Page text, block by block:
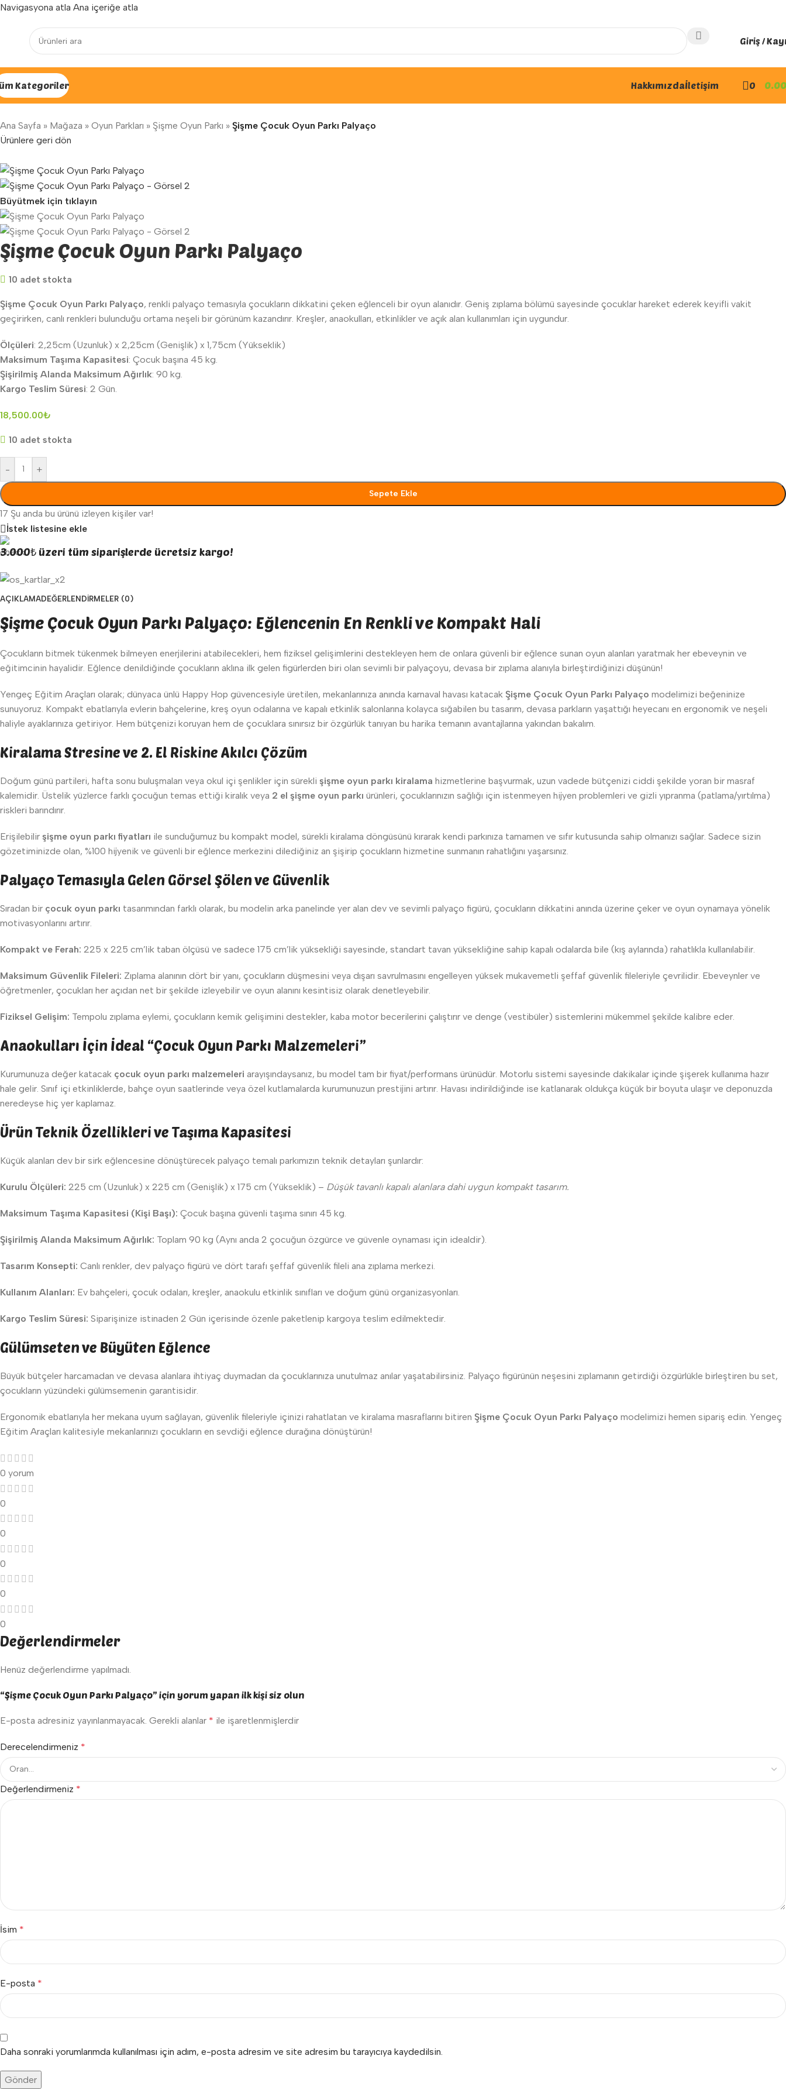
Navigasyona atla Ana içeriğe atla
Yenilenen arayüzümüz ile hizmetinizdeyiz...
Giriş /
Kategoriler Hakkımızdaİletişim 0 0.00
Ana Sayfa » Mağaza » Oyun Parkları » Şişme Oyun Parkı » Şişme Çocuk Oyun Parkı Palyaço
Ürünlere geri dön
Büyütmek için tıklayın
Şişme Çocuk Oyun Parkı Palyaço
10 adet stokta
Şişme Çocuk Oyun Parkı Palyaço, renkli palyaço temasıyla çocukların dikkatini çeken eğlenceli bir oyun alanıdır. Geniş zıplama bölümü sayesinde çocuklar hareket ederek keyifli vakit
geçirirken, canlı renkleri bulunduğu ortama neşeli bir görünüm kazandırır. Kreşler, anaokulları, etkinlikler ve açık alan kullanımları için uygundur.
Ölçüleri: 2,25cm (Uzunluk) x 2,25cm (Genişlik) x 1,75cm (Yükseklik)
Maksimum Taşıma Kapasitesi: Çocuk başına 45 kg.
Şişirilmiş Alanda Maksimum Ağırlık: 90 kg.
Kargo Teslim Süresi: 2 Gün.
18,500.00₺
10 adet stokta
- +
Sepete Ekle
17 Şu anda bu ürünü izleyen kişiler var!
İstek listesine ekle
3.000₺ üzeri tüm siparişlerde ücretsiz kargo!
AÇIKLAMADEĞERLENDIRMELER (0)
Şişme Çocuk Oyun Parkı Palyaço: Eğlencenin En Renkli ve Kompakt Hali
Çocukların bitmek tükenmek bilmeyen enerjilerini atabilecekleri, hem fiziksel gelişimlerini destekleyen hem de onlara güvenli bir eğlence sunan oyun alanları yaratmak her ebeveynin ve
eğitimcinin hayalidir. Eğlence denildiğinde çocukların aklına ilk gelen figürlerden biri olan sevimli bir palyaçoyu, devasa bir zıplama alanıyla birleştirdiğinizi düşünün!
Yengeç Eğitim Araçları olarak; dünyaca ünlü Happy Hop güvencesiyle üretilen, mekanlarınıza anında karnaval havası katacak Şişme Çocuk Oyun Parkı Palyaço modelimizi beğeninize
sunuyoruz. Kompakt ebatlarıyla evlerin bahçelerine, kreş oyun odalarına ve kapalı etkinlik salonlarına kolayca sığabilen bu tasarım, devasa parkların yaşattığı heyecanı en ergonomik ve neşeli
haliyle ayaklarınıza getiriyor. Hem bütçenizi koruyan hem de çocuklara sınırsız bir özgürlük tanıyan bu harika temanın avantajlarına yakından bakalım.
Kiralama Stresine ve 2. El Riskine Akılcı Çözüm
Doğum günü partileri, hafta sonu buluşmaları veya okul içi şenlikler için sürekli şişme oyun parkı kiralama hizmetlerine başvurmak, uzun vadede bütçenizi ciddi şekilde yoran bir masraf
kalemidir. Üstelik yüzlerce farklı çocuğun temas ettiği kiralık veya 2 el şişme oyun parkı ürünleri, çocuklarınızın sağlığı için istenmeyen hijyen problemleri ve gizli yıpranma (patlama/yırtılma)
riskleri barındırır.
Erişilebilir şişme oyun parkı fiyatları ile sunduğumuz bu kompakt model, sürekli kiralama döngüsünü kırarak kendi parkınıza tamamen ve sıfır kutusunda sahip olmanızı sağlar. Sadece sizin
gözetiminizde olan, %100 hijyenik ve güvenli bir eğlence merkezini dilediğiniz an şişirip çocukların hizmetine sunmanın rahatlığını yaşarsınız.
Palyaço Temasıyla Gelen Görsel Şölen ve Güvenlik
Sıradan bir çocuk oyun parkı tasarımından farklı olarak, bu modelin arka panelinde yer alan dev ve sevimli palyaço figürü, çocukların dikkatini anında üzerine çeker ve oyun oynamaya yönelik
motivasyonlarını artırır.
Kompakt ve Ferah: 225 x 225 cm’lik taban ölçüsü ve sadece 175 cm’lik yüksekliği sayesinde, standart tavan yüksekliğine sahip kapalı odalarda bile (kış aylarında) rahatlıkla kullanılabilir.
Maksimum Güvenlik Fileleri: Zıplama alanının dört bir yanı, çocukların düşmesini veya dışarı savrulmasını engelleyen yüksek mukavemetli şeffaf güvenlik fileleriyle çevrilidir. Ebeveynler ve
öğretmenler, çocukları her açıdan net bir şekilde izleyebilir ve oyun alanını kesintisiz olarak denetleyebilir.
Fiziksel Gelişim: Tempolu zıplama eylemi, çocukların kemik gelişimini destekler, kaba motor becerilerini çalıştırır ve denge (vestibüler) sistemlerini mükemmel şekilde kalibre eder.
Anaokulları İçin İdeal “Çocuk Oyun Parkı Malzemeleri”
Kurumunuza değer katacak çocuk oyun parkı malzemeleri arayışındaysanız, bu model tam bir fiyat/performans ürünüdür. Motorlu sistemi sayesinde dakikalar içinde şişerek kullanıma hazır
hale gelir. Sınıf içi etkinliklerde, bahçe oyun saatlerinde veya özel kutlamalarda kurumunuzun prestijini artırır. Havası indirildiğinde ise katlanarak oldukça küçük bir boyuta ulaşır ve deponuzda
neredeyse hiç yer kaplamaz.
Ürün Teknik Özellikleri ve Taşıma Kapasitesi
Küçük alanları dev bir sirk eğlencesine dönüştürecek palyaço temalı parkımızın teknik detayları şunlardır:
Kurulu Ölçüleri: 225 cm (Uzunluk) x 225 cm (Genişlik) x 175 cm (Yükseklik) – Düşük tavanlı kapalı alanlara dahi uygun kompakt tasarım.
Maksimum Taşıma Kapasitesi (Kişi Başı): Çocuk başına güvenli taşıma sınırı 45 kg.
Şişirilmiş Alanda Maksimum Ağırlık: Toplam 90 kg (Aynı anda 2 çocuğun özgürce ve güvenle oynaması için idealdir).
Tasarım Konsepti: Canlı renkler, dev palyaço figürü ve dört tarafı şeffaf güvenlik fileli ana zıplama merkezi.
Kullanım Alanları: Ev bahçeleri, çocuk odaları, kreşler, anaokulu etkinlik sınıfları ve doğum günü organizasyonları.
Kargo Teslim Süresi: Siparişinize istinaden 2 Gün içerisinde özenle paketlenip kargoya teslim edilmektedir.
Gülümseten ve Büyüten Eğlence
Büyük bütçeler harcamadan ve devasa alanlara ihtiyaç duymadan da çocuklarınıza unutulmaz anılar yaşatabilirsiniz. Palyaço figürünün neşesini zıplamanın getirdiği özgürlükle birleştiren bu set,
çocukların yüzündeki gülümsemenin garantisidir.
Ergonomik ebatlarıyla her mekana uyum sağlayan, güvenlik fileleriyle içinizi rahatlatan ve kiralama masraflarını bitiren Şişme Çocuk Oyun Parkı Palyaço modelimizi hemen sipariş edin. Yengeç
Eğitim Araçları kalitesiyle mekanlarınızı çocukların en sevdiği eğlence durağına dönüştürün!
0 yorum
0
0
0
0
0
Değerlendirmeler
Henüz değerlendirme yapılmadı.
“Şişme Çocuk Oyun Parkı Palyaço” için yorum yapan ilk kişi siz olun
E-posta adresiniz yayınlanmayacak. Gerekli alanlar * ile işaretlenmişlerdir
Derecelendirmeniz *
Değerlendirmeniz *
İsim *
E-posta *
Daha sonraki yorumlarımda kullanılması için adım, e-posta adresim ve site adresim bu tarayıcıya kaydedilsin.